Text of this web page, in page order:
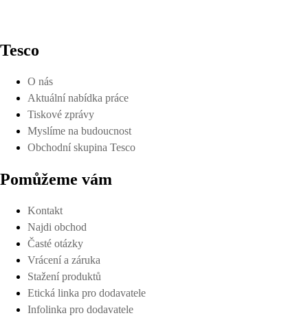
Tesco
O nás
Aktuální nabídka práce
Tiskové zprávy
Myslíme na budoucnost
Obchodní skupina Tesco
Pomůžeme vám
Kontakt
Najdi obchod
Časté otázky
Vrácení a záruka
Stažení produktů
Etická linka pro dodavatele
Infolinka pro dodavatele